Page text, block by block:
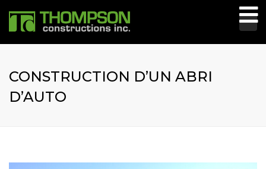
CONSTRUCTION D’UN ABRI
D’AUTO